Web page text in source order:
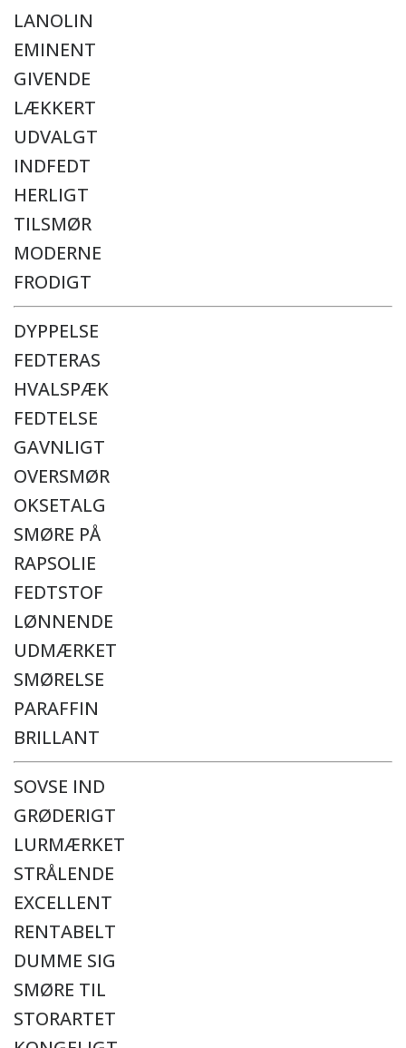
LANOLIN
EMINENT
GIVENDE
LÆKKERT
UDVALGT
INDFEDT
HERLIGT
TILSMØR
MODERNE
FRODIGT
DYPPELSE
FEDTERAS
HVALSPÆK
FEDTELSE
GAVNLIGT
OVERSMØR
OKSETALG
SMØRE PÅ
RAPSOLIE
FEDTSTOF
LØNNENDE
UDMÆRKET
SMØRELSE
PARAFFIN
BRILLANT
SOVSE IND
GRØDERIGT
LURMÆRKET
STRÅLENDE
EXCELLENT
RENTABELT
DUMME SIG
SMØRE TIL
STORARTET